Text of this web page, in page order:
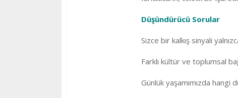
Düşündürücü Sorular
Sizce bir kalkış sinyali
Farklı kültür ve toplumsal
Günlük yaşamımızda hangi